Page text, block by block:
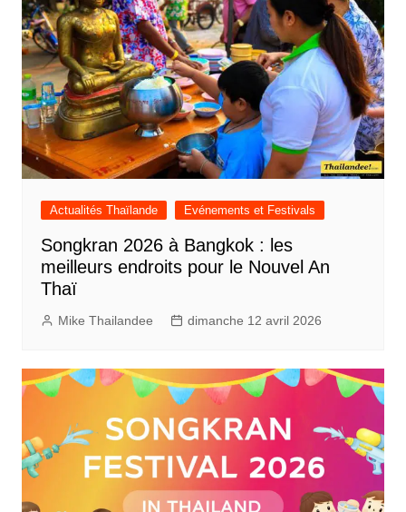
Actualités Thaïlande Evénements et Festivals
Songkran 2026 à Bangkok : les
meilleurs endroits pour le Nouvel An
Thaï
Mike Thailandee dimanche 12 avril 2026